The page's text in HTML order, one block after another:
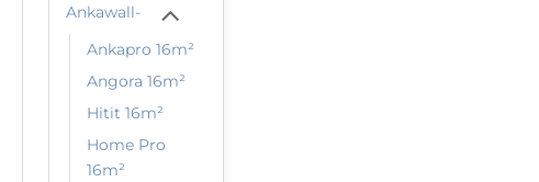
Ankawall-
Ankapro 16m²
Angora 16m²
Hitit 16m²
Home Pro
16m²